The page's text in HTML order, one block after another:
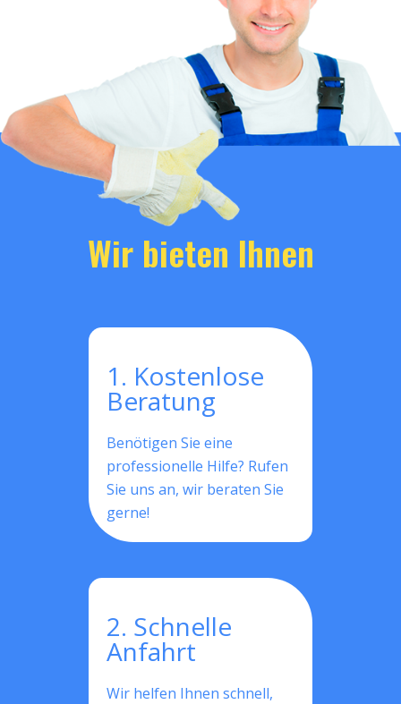
Wir bieten Ihnen
1. Kostenlose
Beratung
Benötigen Sie eine
professionelle Hilfe? Rufen
Sie uns an, wir beraten Sie
gerne!
2. Schnelle
Anfahrt
Wir helfen Ihnen schnell,